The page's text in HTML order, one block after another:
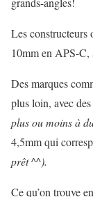
Les constructeurs
10mm en APS-C,
Des marques
plus loin, avec
plus ou moins à
4,5mm qui
prêt ^^).
Ce qu’on trouve